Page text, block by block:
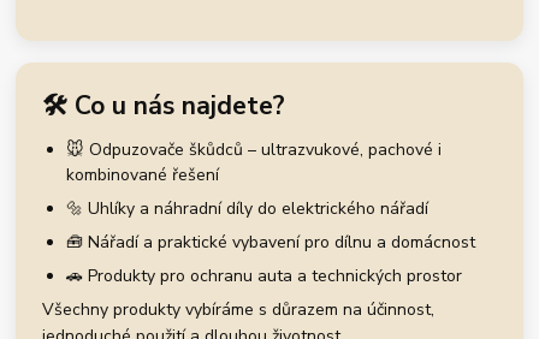
🛠️ Co u nás najdete?
🐭 Odpuzovače škůdců – ultrazvukové, pachové i
kombinované řešení
🔩 Uhlíky a náhradní díly do elektrického nářadí
🧰 Nářadí a praktické vybavení pro dílnu a domácnost
🚗 Produkty pro ochranu auta a technických prostor
Všechny produkty vybíráme s důrazem na účinnost,